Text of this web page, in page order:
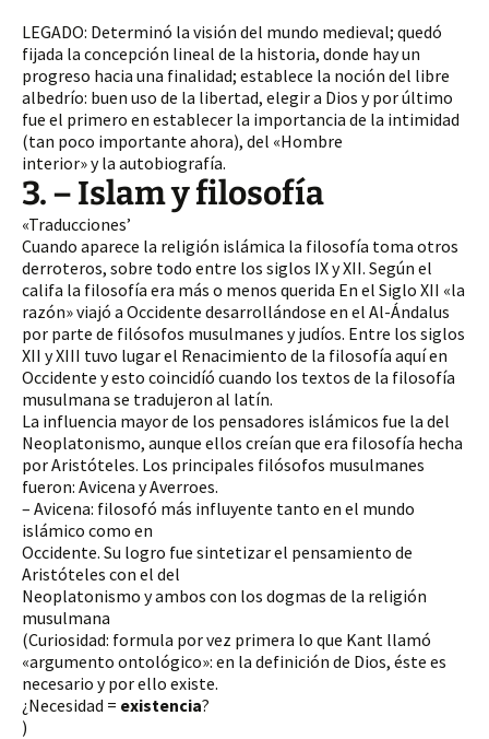
LEGADO: Determinó la visión del mundo medieval; quedó
fijada la concepción lineal de la historia, donde hay un
progreso hacia una finalidad; establece la noción del libre
albedrío: buen uso de la libertad, elegir a Dios y por último
fue el primero en establecer la importancia de la intimidad
(tan poco importante ahora), del «Hombre
interior» y la autobiografía.
3. – Islam y filosofía
«Traducciones’
Cuando aparece la religión islámica la filosofía toma otros
derroteros, sobre todo entre los siglos IX y XII. Según el
califa la filosofía era más o menos querida En el Siglo XII «la
razón» viajó a Occidente desarrollándose en el Al-Ándalus
por parte de filósofos musulmanes y judíos. Entre los siglos
XII y XIII tuvo lugar el Renacimiento de la filosofía aquí en
Occidente y esto coincidíó cuando los textos de la filosofía
musulmana se tradujeron al latín.
La influencia mayor de los pensadores islámicos fue la del
Neoplatonismo, aunque ellos creían que era filosofía hecha
por Aristóteles. Los principales filósofos musulmanes
fueron: Avicena y Averroes.
– Avicena: filosofó más influyente tanto en el mundo
islámico como en
Occidente. Su logro fue sintetizar el pensamiento de
Aristóteles con el del
Neoplatonismo y ambos con los dogmas de la religión
musulmana
(Curiosidad: formula por vez primera lo que Kant llamó
«argumento ontológico»: en la definición de Dios, éste es
necesario y por ello existe.
¿Necesidad = existencia?
)